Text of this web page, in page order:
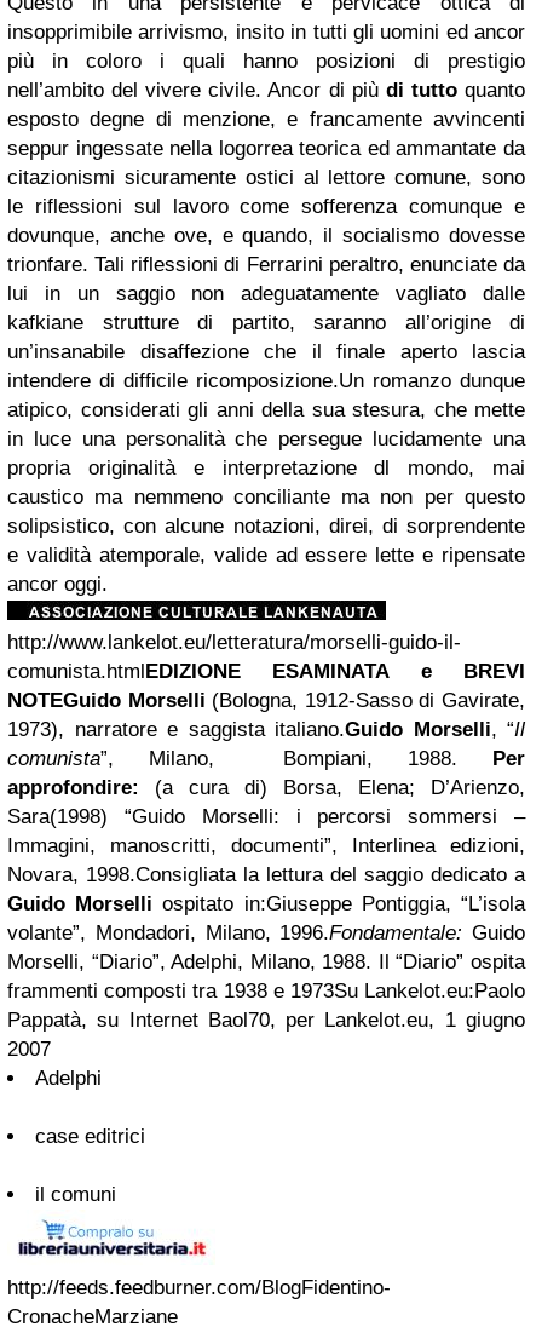
insopprimibile arrivismo, insito in tutti gli uomini ed ancor
più in coloro i quali hanno posizioni di prestigio
nell’ambito del vivere civile. Ancor di più di tuttoquanto
esposto degne di menzione, e francamente avvincenti
seppur ingessate nella logorrea teorica ed ammantate da
citazionismi sicuramente ostici al lettore comune, sono
le riflessioni sul lavoro come sofferenza comunque e
dovunque, anche ove, e quando, il socialismo dovesse
trionfare. Tali riflessioni di Ferrarini peraltro, enunciate da
lui in un saggio non adeguatamente vagliato dalle
kafkiane strutture di partito, saranno all’origine di
un’insanabile disaffezione che il finale aperto lascia
intendere di difficile ricomposizione.Un romanzo dunque
atipico, considerati gli anni della sua stesura, che mette
in luce una personalità che persegue lucidamente una
propria originalità e interpretazione dl mondo, mai
caustico ma nemmeno conciliante ma non per questo
solipsistico, con alcune notazioni, direi, di sorprendente
e validità atemporale, valide ad essere lette e ripensate
ancor oggi.
http://www.lankelot.eu/letteratura/morselli-guido-il-
comunista.htmlEDIZIONE ESAMINATA e BREVI
NOTEGuido Morselli (Bologna, 1912-Sasso di Gavirate,
1973), narratore e saggista italiano.Guido Morselli, “Il
comunista”, Milano, Bompiani, 1988. Per
approfondire: (a cura di) Borsa, Elena; D’Arienzo,
Sara(1998) “Guido Morselli: i percorsi sommersi –
Immagini, manoscritti, documenti”, Interlinea edizioni,
Novara, 1998.Consigliata la lettura del saggio dedicato a
Guido Morselli ospitato in:Giuseppe Pontiggia, “L’isola
volante”, Mondadori, Milano, 1996.Fondamentale: Guido
Morselli, “Diario”, Adelphi, Milano, 1988. Il “Diario” ospita
frammenti composti tra 1938 e 1973Su Lankelot.eu:Paolo
Pappatà, su Internet Baol70, per Lankelot.eu, 1 giugno
2007
Adelphi
case editrici
il comuni
http://feeds.feedburner.com/BlogFidentino-
CronacheMarziane